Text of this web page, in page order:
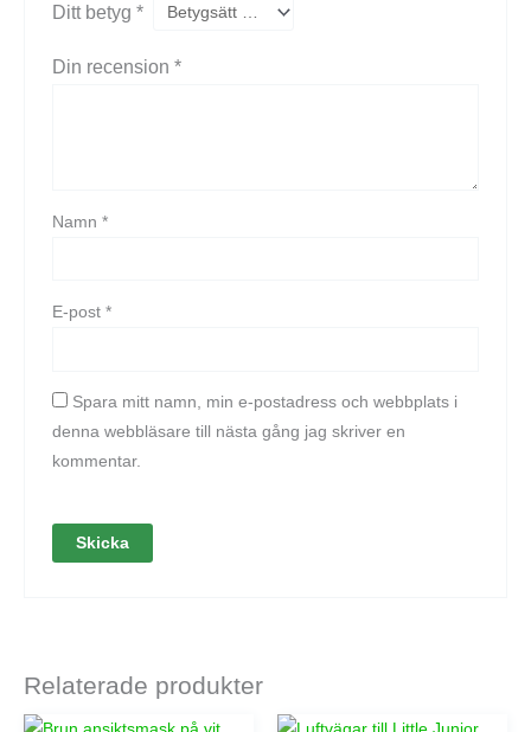
Ditt betyg *
Din recension *
Namn *
E-post *
Spara mitt namn, min e-postadress och webbplats i
denna webbläsare till nästa gång jag skriver en
kommentar.
Relaterade produkter